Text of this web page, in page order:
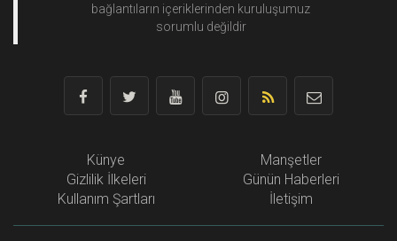
bağlantıların içeriklerinden kuruluşumuz
sorumlu değildir
Künye
Gizlilik İlkeleri
Kullanım Şartları
Manşetler
Günün Haberleri
İletişim